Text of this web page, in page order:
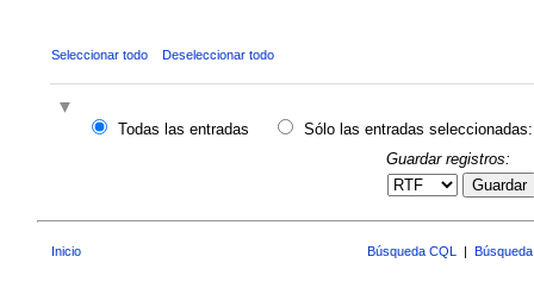
Seleccionar todo Deseleccionar todo
Todas las entradas
Sólo las entradas seleccionadas:
Guardar registros:
Guardar
Inicio Búsqueda CQL